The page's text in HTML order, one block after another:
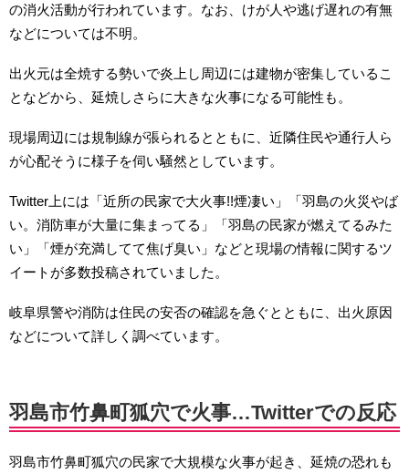
の消火活動が行われています。なお、けが人や逃げ遅れの有無
などについては不明。
出火元は全焼する勢いで炎上し周辺には建物が密集しているこ
となどから、延焼しさらに大きな火事になる可能性も。
現場周辺には規制線が張られるとともに、近隣住民や通行人ら
が心配そうに様子を伺い騒然としています。
Twitter上には「近所の民家で大火事!!煙凄い」「羽島の火災やば
い。消防車が大量に集まってる」「羽島の民家が燃えてるみた
い」「煙が充満してて焦げ臭い」などと現場の情報に関するツ
イートが多数投稿されていました。
岐阜県警や消防は住民の安否の確認を急ぐとともに、出火原因
などについて詳しく調べています。
羽島市竹鼻町狐穴で火事…Twitterでの反応
羽島市竹鼻町狐穴の民家で大規模な火事が起き、延焼の恐れも